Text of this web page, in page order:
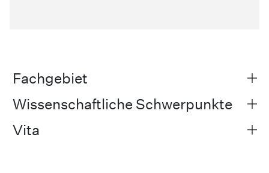
Fachgebiet
Wissenschaftliche Schwerpunkte
Vita